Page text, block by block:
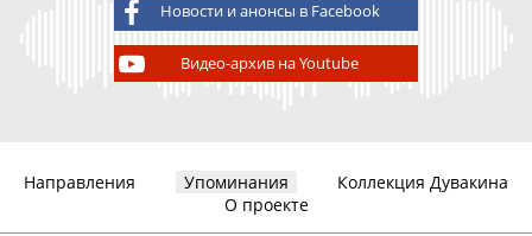
Новости и анонсы в Facebook
Видео-архив на Youtube
Направления Упоминания
Коллекция Дувакина
О проекте